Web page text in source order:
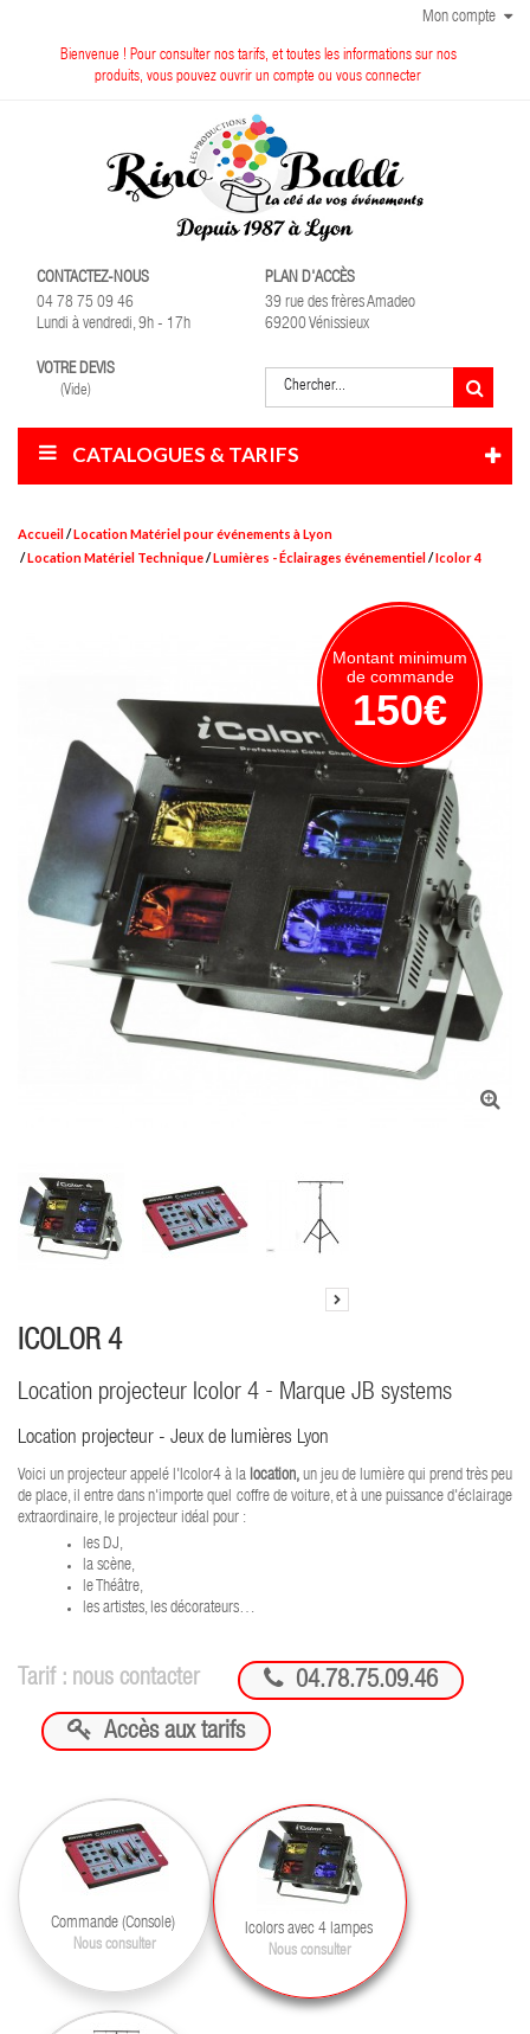
Mon compte
Bienvenue ! Pour consulter nos tarifs, et toutes les informations sur nos
produits, vous pouvez ouvrir un compte ou vous connecter
CONTACTEZ-NOUS
04 78 75 09 46
Lundi à vendredi, 9h - 17h
PLAN D'ACCÈS
39 rue des frères Amadeo
69200 Vénissieux
VOTRE DEVIS
(Vide)
CATALOGUES & TARIFS
Accueil
Location Matériel pour événements à Lyon
Location Matériel Technique
Lumières - Éclairages événementiel Icolor 4
Montant minimum
de commande
150€
ICOLOR 4
Location projecteur Icolor 4 - Marque JB systems
Location projecteur - Jeux de lumières Lyon
Voici un projecteur appelé l'Icolor4 à la location, un jeu de lumière qui prend très peu
de place, il entre dans n'importe quel coffre de voiture, et à une puissance d'éclairage
extraordinaire, le projecteur idéal pour :
les DJ,
la scène,
le Théâtre,
les artistes, les décorateurs…
Tarif : nous contacter  04.78.75.09.46
 Accès aux tarifs
Commande (Console)
Nous consulter
Icolors avec 4 lampes
Nous consulter